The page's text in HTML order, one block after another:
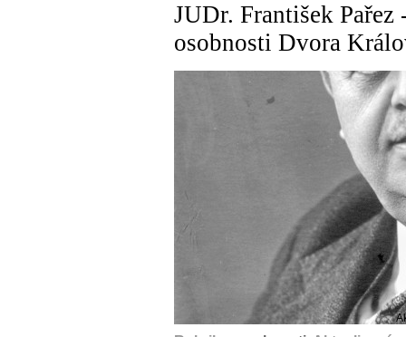
JUDr. František
osobnosti Dvora